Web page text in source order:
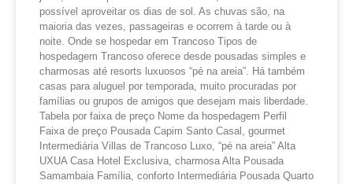
possível aproveitar os dias de sol. As chuvas são, na
maioria das vezes, passageiras e ocorrem à tarde ou à
noite. Onde se hospedar em Trancoso Tipos de
hospedagem Trancoso oferece desde pousadas simples e
charmosas até resorts luxuosos “pé na areia”. Há também
casas para aluguel por temporada, muito procuradas por
famílias ou grupos de amigos que desejam mais liberdade.
Tabela por faixa de preço Nome da hospedagem Perfil
Faixa de preço Pousada Capim Santo Casal, gourmet
Intermediária Villas de Trancoso Luxo, “pé na areia” Alta
UXUA Casa Hotel Exclusiva, charmosa Alta Pousada
Samambaia Família, conforto Intermediária Pousada Quarto